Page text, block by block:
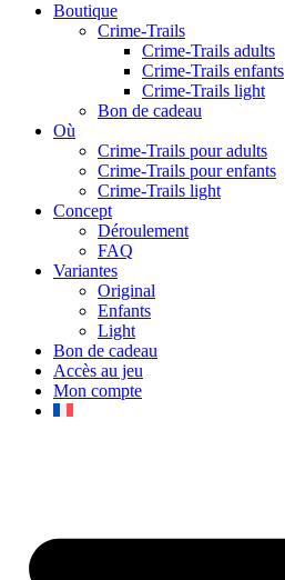
Boutique
Crime-Trails
Crime-Trails adults
Crime-Trails enfants
Crime-Trails light
Bon de cadeau
Où
Crime-Trails pour adults
Crime-Trails pour enfants
Crime-Trails light
Concept
Déroulement
FAQ
Variantes
Original
Enfants
Light
Bon de cadeau
Accès au jeu
Mon compte